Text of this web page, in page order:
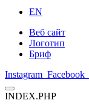
EN
Веб сайт
Логотип
Бриф
Instagram Facebook
INDEX.PHP